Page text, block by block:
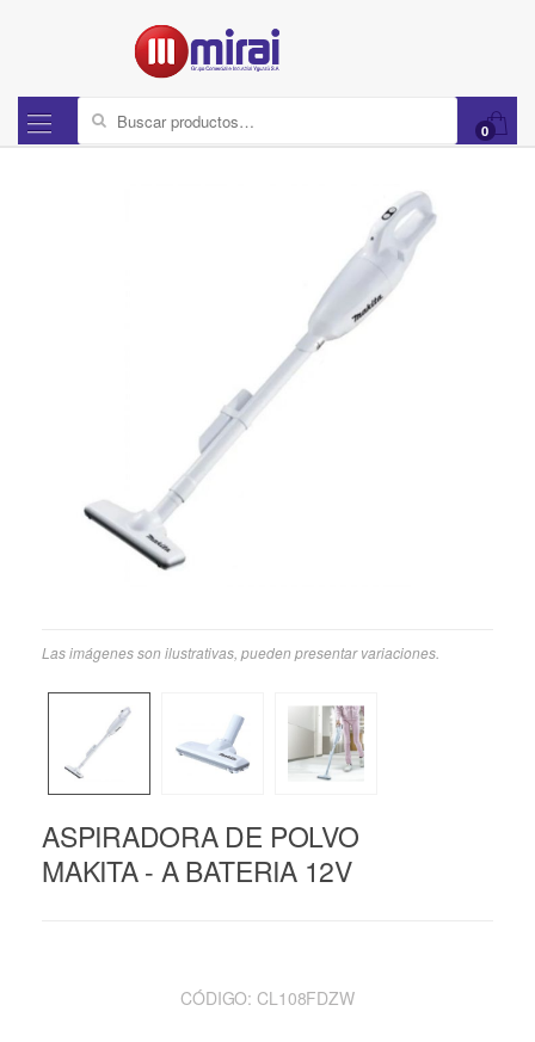
Buscar por:
0
Las imágenes son ilustrativas, pueden presentar variaciones.
ASPIRADORA DE POLVO
MAKITA - A BATERIA 12V
CÓDIGO: CL108FDZW